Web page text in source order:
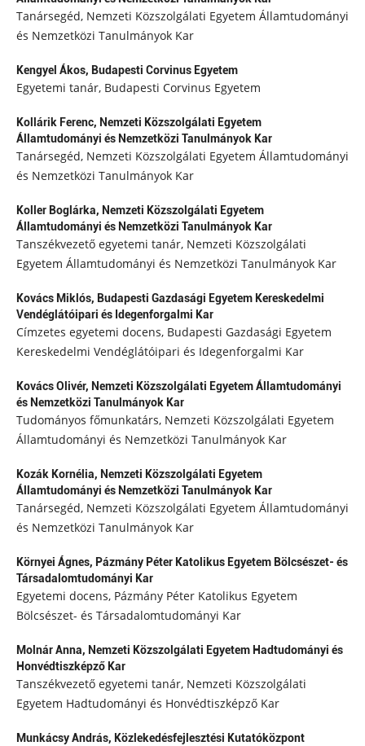
Tanársegéd, Nemzeti Közszolgálati Egyetem Államtudományi
és Nemzetközi Tanulmányok Kar
Kengyel Ákos, Budapesti Corvinus Egyetem
Egyetemi tanár, Budapesti Corvinus Egyetem
Kollárik Ferenc, Nemzeti Közszolgálati Egyetem
Államtudományi és Nemzetközi Tanulmányok Kar
Tanársegéd, Nemzeti Közszolgálati Egyetem Államtudományi
és Nemzetközi Tanulmányok Kar
Koller Boglárka, Nemzeti Közszolgálati Egyetem
Államtudományi és Nemzetközi Tanulmányok Kar
Tanszékvezető egyetemi tanár, Nemzeti Közszolgálati
Egyetem Államtudományi és Nemzetközi Tanulmányok Kar
Kovács Miklós, Budapesti Gazdasági Egyetem Kereskedelmi
Vendéglátóipari és Idegenforgalmi Kar
Címzetes egyetemi docens, Budapesti Gazdasági Egyetem
Kereskedelmi Vendéglátóipari és Idegenforgalmi Kar
Kovács Olivér, Nemzeti Közszolgálati Egyetem Államtudományi
és Nemzetközi Tanulmányok Kar
Tudományos főmunkatárs, Nemzeti Közszolgálati Egyetem
Államtudományi és Nemzetközi Tanulmányok Kar
Kozák Kornélia, Nemzeti Közszolgálati Egyetem
Államtudományi és Nemzetközi Tanulmányok Kar
Tanársegéd, Nemzeti Közszolgálati Egyetem Államtudományi
és Nemzetközi Tanulmányok Kar
Környei Ágnes, Pázmány Péter Katolikus Egyetem Bölcsészet- és
Társadalomtudományi Kar
Egyetemi docens, Pázmány Péter Katolikus Egyetem
Bölcsészet- és Társadalomtudományi Kar
Molnár Anna, Nemzeti Közszolgálati Egyetem Hadtudományi és
Honvédtiszképző Kar
Tanszékvezető egyetemi tanár, Nemzeti Közszolgálati
Egyetem Hadtudományi és Honvédtiszképző Kar
Munkácsy András, Közlekedésfejlesztési Kutatóközpont